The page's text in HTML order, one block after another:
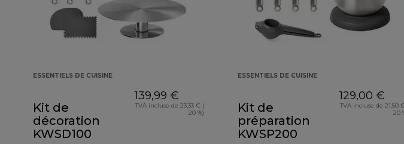
ESSENTIELS DE CUISINE
Kit de
décoration
KWSD100
139,99 €
TVA incluse de 23,33 € (
20 %)
ESSENTIELS DE CUISINE
Kit de
préparation
KWSP200
129,00 €
TVA incluse de 21,50
20